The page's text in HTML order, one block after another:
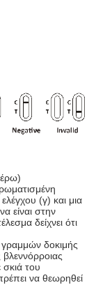
(γ) και μια
είναι στην
δείχνει ότι
δοκιμής
του
να θεωρηθεί